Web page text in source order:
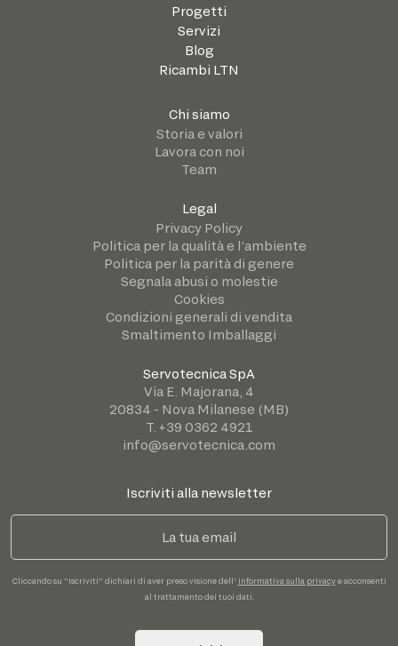
Progetti
Servizi
Blog
Ricambi LTN
Chi siamo
Storia e valori
Lavora con noi
Team
Legal
Privacy Policy
Politica per la qualità e l’ambiente
Politica per la parità di genere
Segnala abusi o molestie
Cookies
Condizioni generali di vendita
Smaltimento Imballaggi
Servotecnica SpA
Via E. Majorana, 4
20834 - Nova Milanese (MB)
T. +39 0362 4921
info@servotecnica.com
Iscriviti alla newsletter
Cliccando su "Iscriviti" dichiari di aver preso visione dell' informativa sulla privacye acconsenti
al trattamento dei tuoi dati.